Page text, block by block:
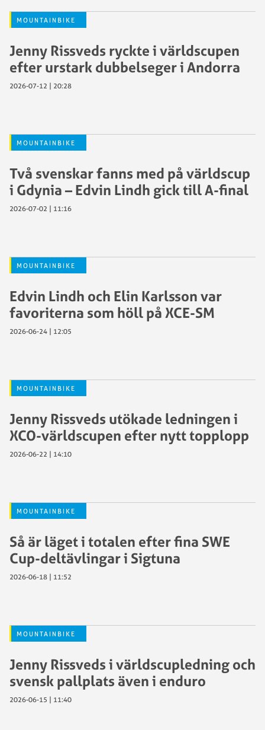
MOUNTAINBIKE
Jenny Rissveds ryckte i världscupen
efter urstark dubbelseger i Andorra
2026-07-12 | 20:28
MOUNTAINBIKE
Två svenskar fanns med på världscup
i Gdynia – Edvin Lindh gick till A-final
2026-07-02 | 11:16
MOUNTAINBIKE
Edvin Lindh och Elin Karlsson var
favoriterna som höll på XCE-SM
2026-06-24 | 12:05
MOUNTAINBIKE
Jenny Rissveds utökade ledningen i
XCO-världscupen efter nytt topplopp
2026-06-22 | 14:10
MOUNTAINBIKE
Så är läget i totalen efter fina SWE
Cup-deltävlingar i Sigtuna
2026-06-18 | 11:52
MOUNTAINBIKE
Jenny Rissveds i världscupledning och
svensk pallplats även i enduro
2026-06-15 | 11:40